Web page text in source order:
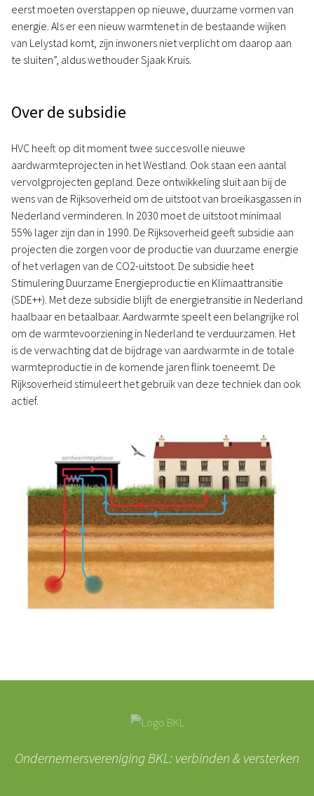
eerst moeten overstappen op nieuwe, duurzame vormen van
energie. Als er een nieuw warmtenet in de bestaande wijken
van Lelystad komt, zijn inwoners niet verplicht om daarop aan
te sluiten”, aldus wethouder Sjaak Kruis.
Over de subsidie
HVC heeft op dit moment twee succesvolle nieuwe
aardwarmteprojecten in het Westland. Ook staan een aantal
vervolgprojecten gepland. Deze ontwikkeling sluit aan bij de
wens van de Rijksoverheid om de uitstoot van broeikasgassen in
Nederland verminderen. In 2030 moet de uitstoot minimaal
55% lager zijn dan in 1990. De Rijksoverheid geeft subsidie aan
projecten die zorgen voor de productie van duurzame energie
of het verlagen van de CO2-uitstoot. De subsidie heet
Stimulering Duurzame Energieproductie en Klimaattransitie
(SDE++). Met deze subsidie blijft de energietransitie in Nederland
haalbaar en betaalbaar. Aardwarmte speelt een belangrijke rol
om de warmtevoorziening in Nederland te verduurzamen. Het
is de verwachting dat de bijdrage van aardwarmte in de totale
warmteproductie in de komende jaren flink toeneemt. De
Rijksoverheid stimuleert het gebruik van deze techniek dan ook
actief.
Ondernemersvereniging BKL: verbinden & versterken